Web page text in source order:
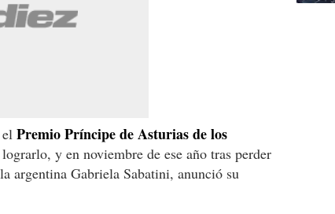
Premio Príncipe de Asturias de los
y en noviembre de ese año tras perder
argentina Gabriela Sabatini, anunció su